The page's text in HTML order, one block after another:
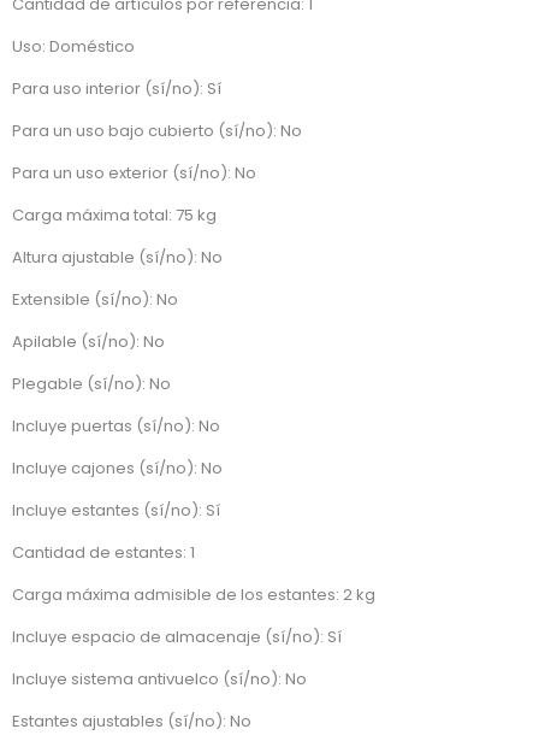
Cantidad de artículos por referencia: 1
Uso: Doméstico
Para uso interior (sí/no): Sí
Para un uso bajo cubierto (sí/no): No
Para un uso exterior (sí/no): No
Carga máxima total: 75 kg
Altura ajustable (sí/no): No
Extensible (sí/no): No
Apilable (sí/no): No
Plegable (sí/no): No
Incluye puertas (sí/no): No
Incluye cajones (sí/no): No
Incluye estantes (sí/no): Sí
Cantidad de estantes: 1
Carga máxima admisible de los estantes: 2 kg
Incluye espacio de almacenaje (sí/no): Sí
Incluye sistema antivuelco (sí/no): No
Estantes ajustables (sí/no): No